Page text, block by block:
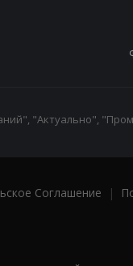
"Актуально",
Соглашение |